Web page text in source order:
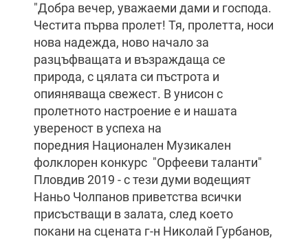
"Добра вечер, уважаеми дами и господа.
Честита първа пролет! Тя, пролетта, носи
нова надежда, ново начало за
разцъфващата и възраждаща се
природа, с цялата си пъстрота и
опияняваща свежест. В унисон с
пролетното настроение е и нашата
увереност в успеха на
поредния Национален Музикален
фолклорен конкурс "Орфееви таланти"
Пловдив 2019 - с тези думи водещият
Наньо Чолпанов приветства всички
присъстващи в залата, след което
покани на сцената г-н Николай Гурбанов,